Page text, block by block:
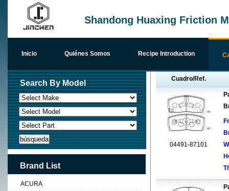
Shandong Huaxing Friction
Inicio Quiénes Somos Recipe Introduction
Cuadro/Ref.
04491-87101
Search By Model
Brand List
ACURA